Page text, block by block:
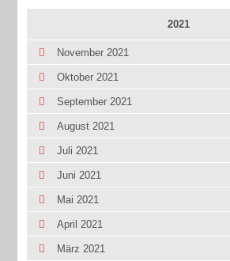
2021
November 2021
Oktober 2021
September 2021
August 2021
Juli 2021
Juni 2021
Mai 2021
April 2021
März 2021